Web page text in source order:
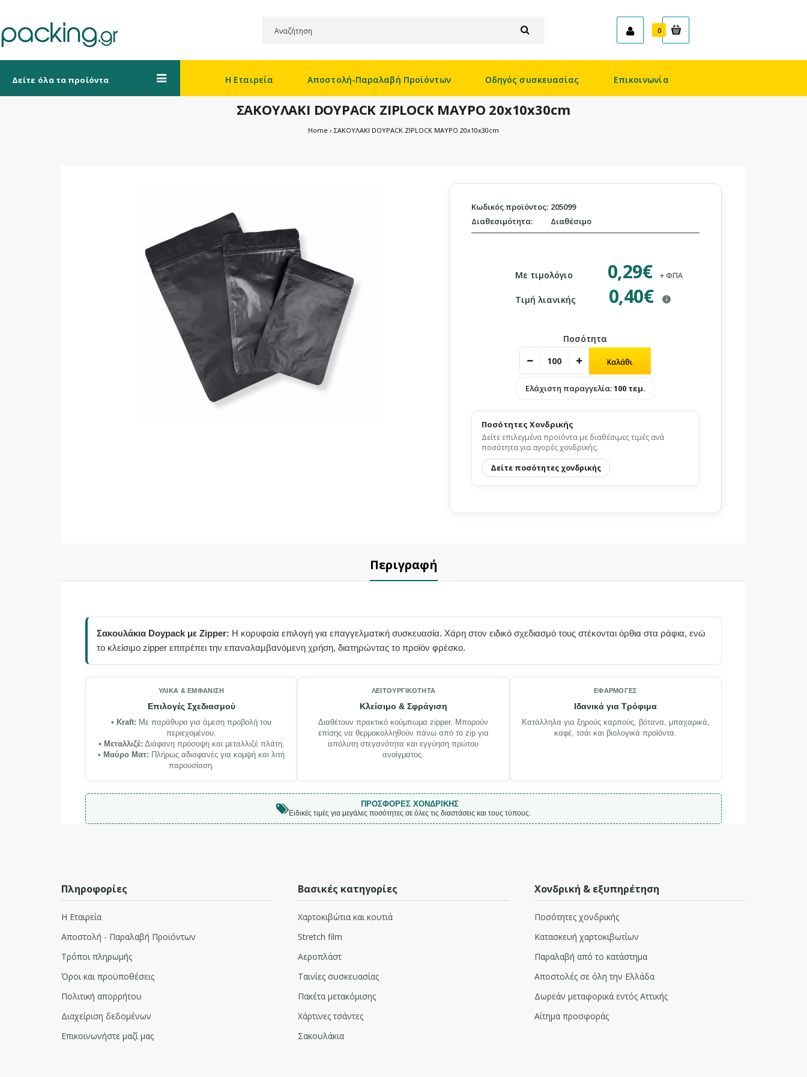
0
Δείτε όλα τα προϊόντα Η Εταιρεία Αποστολή-Παραλαβή Προϊόντων Οδηγός συσκευασίας Επικοινωνία
ΣΑΚΟΥΛΑΚΙ DOYPACK ZIPLOCK ΜΑΥΡΟ 20x10x30cm
Home ΣΑΚΟΥΛΑΚΙ DOYPACK ZIPLOCK ΜΑΥΡΟ 20x10x30cm
Κωδικός προϊόντος: 205099
Διαθεσιμότητα:
Διαθέσιμο
Με τιμολόγιο 0,29€ + ΦΠΑ
Τιμή λιανικής 0,40€ i
Ποσότητα
Ελάχιστη παραγγελία:100 τεμ.
Ποσότητες Χονδρικής
Δείτε επιλεγμένα προϊόντα με διαθέσιμες τιμές ανά
ποσότητα για αγορές χονδρικής.
Δείτε ποσότητες χονδρικής
Περιγραφή
Σακουλάκια Doypack με Zipper: Η κορυφαία επιλογή για επαγγελματική συσκευασία. Χάρη στον ειδικό σχεδιασμό τους στέκονται όρθια στα ράφια, ενώ
το κλείσιμο zipper επιτρέπει την επαναλαμβανόμενη χρήση, διατηρώντας το προϊόν φρέσκο.
ΥΛΙΚΆ & ΕΜΦΆΝΙΣΗ
Επιλογές Σχεδιασμού
• Kraft: Με παράθυρο για άμεση προβολή του
περιεχομένου.
• Μεταλλιζέ: Διάφανη πρόσοψη και μεταλλιζέ πλάτη.
• Μαύρο Ματ: Πλήρως αδιαφανές για κομψή και λιτή
παρουσίαση.
ΛΕΙΤΟΥΡΓΙΚΌΤΗΤΑ
Κλείσιμο & Σφράγιση
Διαθέτουν πρακτικό κούμπωμα zipper. Μπορούν
επίσης να θερμοκολληθούν πάνω από το zip για
απόλυτη στεγανότητα και εγγύηση πρώτου
ανοίγματος.
ΕΦΑΡΜΟΓΈΣ
Ιδανικά για Τρόφιμα
Κατάλληλα για ξηρούς καρπούς, βότανα, μπαχαρικά,
καφέ, τσάι και βιολογικά προϊόντα.
ΠΡΟΣΦΟΡΈΣ ΧΟΝΔΡΙΚΉΣ
Ειδικές τιμές για μεγάλες ποσότητες σε όλες τις διαστάσεις και τους τύπους.
Πληροφορίες
Η Εταιρεία
Αποστολή - Παραλαβή Προϊόντων
Τρόποι πληρωμής
Όροι και προϋποθέσεις
Πολιτική απορρήτου
Διαχείριση δεδομένων
Επικοινωνήστε μαζί μας
Βασικές κατηγορίες
Χαρτοκιβώτια και κουτιά
Stretch film
Αεροπλάστ
Ταινίες συσκευασίας
Πακέτα μετακόμισης
Χάρτινες τσάντες
Σακουλάκια
Χονδρική & εξυπηρέτηση
Ποσότητες χονδρικής
Κατασκευή χαρτοκιβωτίων
Παραλαβή από το κατάστημα
Αποστολές σε όλη την Ελλάδα
Δωρεάν μεταφορικά εντός Αττικής
Αίτημα προσφοράς